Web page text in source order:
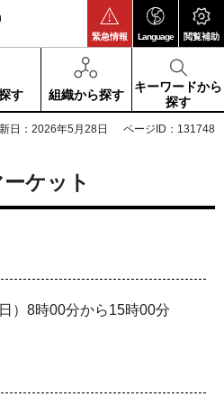
緊急情報 Language 閲覧補助
す 組織から探す
キーワードから
探す
日：2026年5月28日 ページID：131748
ケット
）8時00分から15時00分